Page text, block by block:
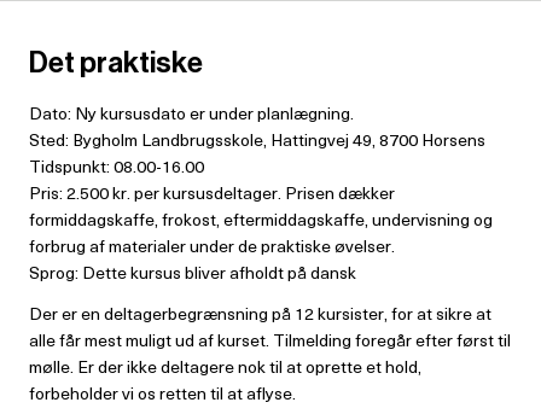
Det praktiske
Dato: Ny kursusdato er under planlægning.
Sted: Bygholm Landbrugsskole, Hattingvej 49, 8700 Horsens
Tidspunkt: 08.00-16.00
Pris: 2.500 kr. per kursusdeltager. Prisen dækker
formiddagskaffe, frokost, eftermiddagskaffe, undervisning og
forbrug af materialer under de praktiske øvelser.
Sprog: Dette kursus bliver afholdt på dansk
Der er en deltagerbegrænsning på 12 kursister, for at sikre at
alle får mest muligt ud af kurset. Tilmelding foregår efter først til
mølle. Er der ikke deltagere nok til at oprette et hold,
forbeholder vi os retten til at aflyse.